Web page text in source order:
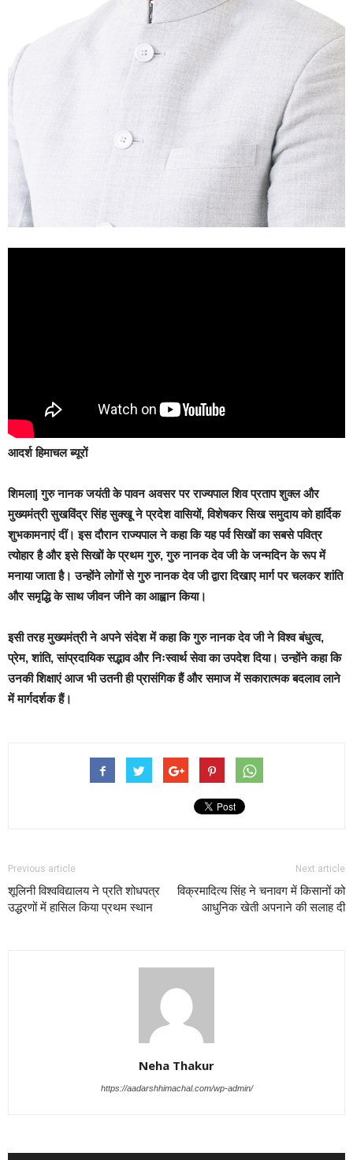
आदर्श हिमाचल ब्यूरों
शिमला| गुरु नानक जयंती के पावन अवसर पर राज्यपाल शिव प्रताप शुक्ल और
मुख्यमंत्री सुखविंद्र सिंह सुक्खू ने प्रदेश वासियों, विशेषकर सिख समुदाय को हार्दिक
शुभकामनाएं दीं। इस दौरान राज्यपाल ने कहा कि यह पर्व सिखों का सबसे पवित्र
त्योहार है और इसे सिखों के प्रथम गुरु, गुरु नानक देव जी के जन्मदिन के रूप में
मनाया जाता है। उन्होंने लोगों से गुरु नानक देव जी द्वारा दिखाए मार्ग पर चलकर शांति
और समृद्धि के साथ जीवन जीने का आह्वान किया।
इसी तरह मुख्यमंत्री ने अपने संदेश में कहा कि गुरु नानक देव जी ने विश्व बंधुत्व,
प्रेम, शांति, सांप्रदायिक सद्भाव और निःस्वार्थ सेवा का उपदेश दिया। उन्होंने कहा कि
उनकी शिक्षाएं आज भी उतनी ही प्रासंगिक हैं और समाज में सकारात्मक बदलाव लाने
में मार्गदर्शक हैं।
Previous article
शूलिनी विश्वविद्यालय ने प्रति शोधपत्र
उद्धरणों में हासिल किया प्रथम स्थान
Next article
विक्रमादित्य सिंह ने चनावग में किसानों को
आधुनिक खेती अपनाने की सलाह दी
Neha Thakur
https://aadarshhimachal.com/wp-admin/